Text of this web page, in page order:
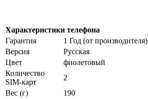
Характеристики телефона
Гарантия
1 Год (от производителя)
Версия
Русская
Цвет
фиолетовый
Количество
SIM-карт
2
Вес (г)
190